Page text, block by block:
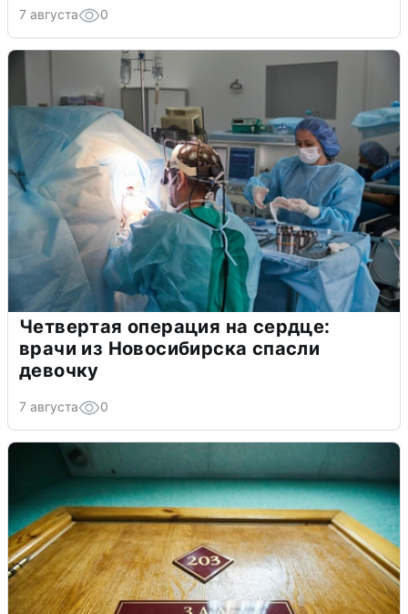
7 августа 0
Четвертая операция на сердце:
врачи из Новосибирска спасли
девочку
7 августа 0